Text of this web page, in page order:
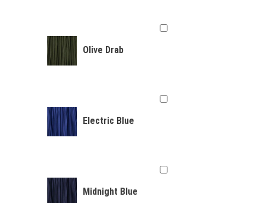
Olive Drab
Electric Blue
Midnight Blue